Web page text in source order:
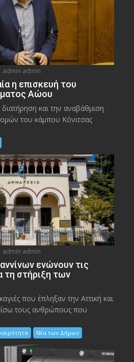
admin admin
η επισκευή του
Αώου
και την αναβάθμιση
του κάμπου Κόνιτσας
admin admin
ενώνουν τις
τη στήριξη των
που έπληξαν την Αττική και
τους ανθρώπους που
Νέα των Δήμων